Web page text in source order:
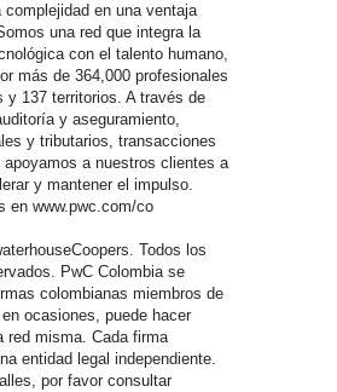
complejidad en una ventaja
una red que integra la
con el talento humano,
más de 364,000 profesionales
y 137 territorios. A través de
y aseguramiento,
y tributarios, transacciones
a nuestros clientes a
y mantener el impulso.
en www.pwc.com/co
Todos los
PwC Colombia se
colombianas miembros de
ocasiones, puede hacer
red misma. Cada firma
entidad legal independiente.
por favor consultar